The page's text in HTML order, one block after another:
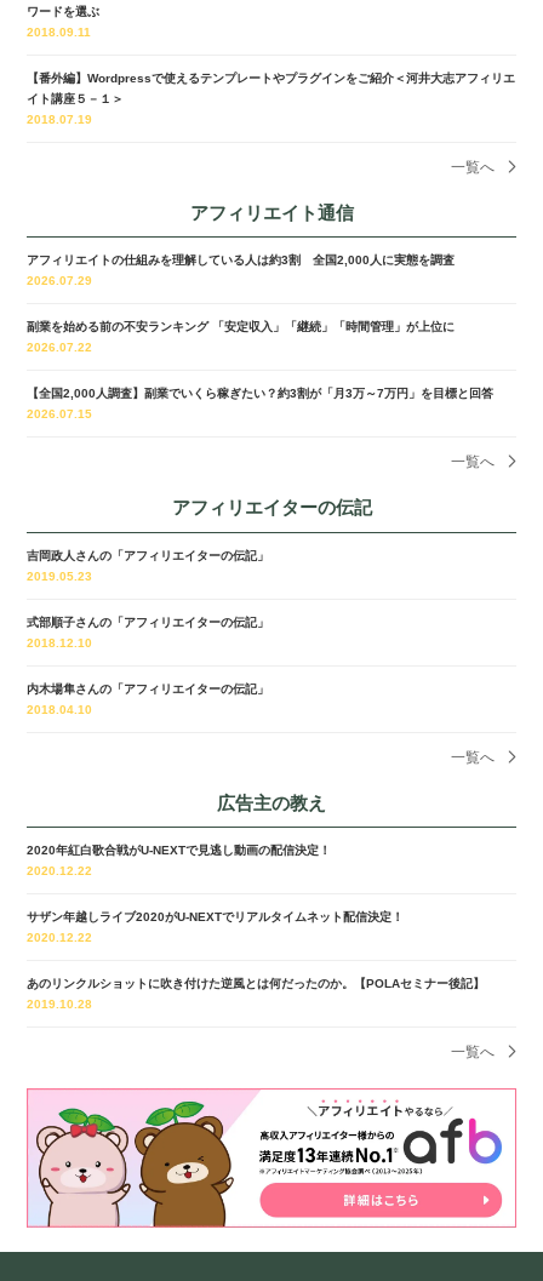
ワードを選ぶ
2018.09.11
【番外編】Wordpressで使えるテンプレートやプラグインをご紹介＜河井大志アフィリエ
イト講座５－１＞
2018.07.19
一覧へ
アフィリエイト通信
アフィリエイトの仕組みを理解している人は約3割 全国2,000人に実態を調査
2026.07.29
副業を始める前の不安ランキング 「安定収入」「継続」「時間管理」が上位に
2026.07.22
【全国2,000人調査】副業でいくら稼ぎたい？約3割が「月3万～7万円」を目標と回答
2026.07.15
一覧へ
アフィリエイターの伝記
吉岡政人さんの「アフィリエイターの伝記」
2019.05.23
式部順子さんの「アフィリエイターの伝記」
2018.12.10
内木場隼さんの「アフィリエイターの伝記」
2018.04.10
一覧へ
広告主の教え
2020年紅白歌合戦がU-NEXTで見逃し動画の配信決定！
2020.12.22
サザン年越しライブ2020がU-NEXTでリアルタイムネット配信決定！
2020.12.22
あのリンクルショットに吹き付けた逆風とは何だったのか。【POLAセミナー後記】
2019.10.28
一覧へ